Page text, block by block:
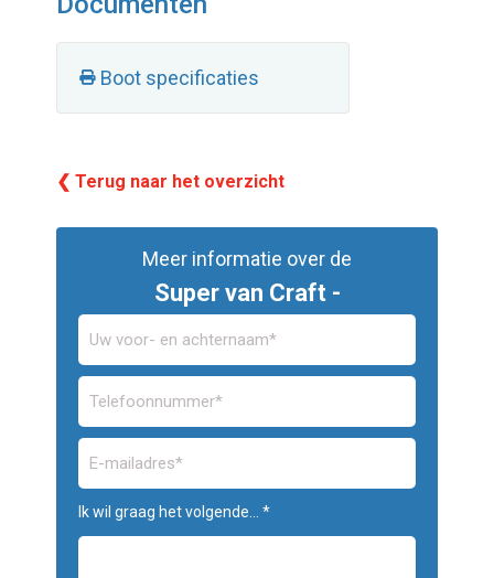
Boot specificaties
❮ Terug naar het overzicht
Meer informatie over de
Super van Craft -
Ik wil graag het volgende... *